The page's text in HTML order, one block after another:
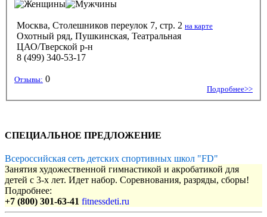
Москва, Столешников переулок 7, стр. 2 на карте
Охотный ряд, Пушкинская, Театральная
ЦАО/Тверской р-н
8 (499) 340-53-17
Отзывы: 0
Подробнее>>
СПЕЦИАЛЬНОЕ ПРЕДЛОЖЕНИЕ
Всероссийская сеть детских спортивных школ "FD"
Занятия художественной гимнастикой и акробатикой для
детей с 3-х лет. Идет набор. Соревнования, разряды, сборы!
Подробнее:
+7 (800) 301-63-41 fitnessdeti.ru